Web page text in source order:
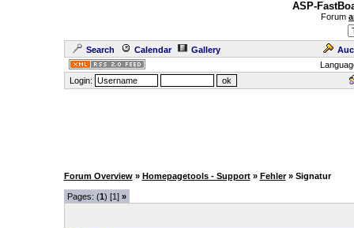
ASP-
Forum
Search Calendar Gallery
Login:
Forum Overview » Homepagetools - Support » Fehler » Signatur
Pages: (1) [1] »